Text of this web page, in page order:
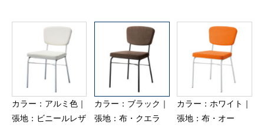
カラー：アルミ色｜
張地：ビニールレザ
カラー：ブラック｜
張地：布・クエラ
カラー：ホワイト｜
張地：布・オー